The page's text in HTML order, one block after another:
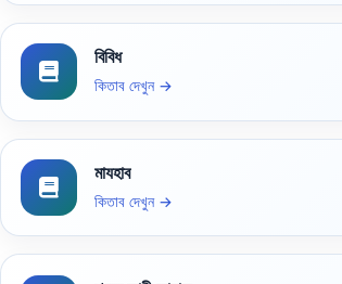
বিবিধ
কিতাব দেখুন →
মাযহাব
কিতাব দেখুন →